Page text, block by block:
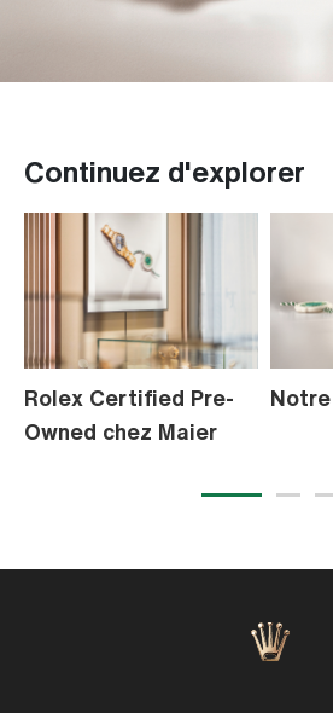
Continuez d'explorer
Rolex Certified Pre-
Owned chez Maier